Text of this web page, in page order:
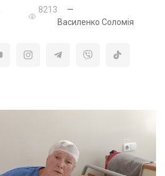
8213
—
Василенко Соломія